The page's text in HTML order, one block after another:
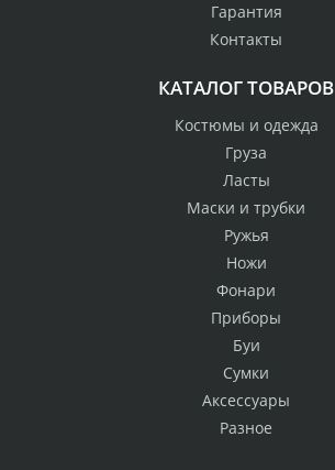
Гарантия
Контакты
КАТАЛОГ ТОВАРОВ
Костюмы и одежда
Груза
Ласты
Маски и трубки
Ружья
Ножи
Фонари
Приборы
Буи
Сумки
Аксессуары
Разное